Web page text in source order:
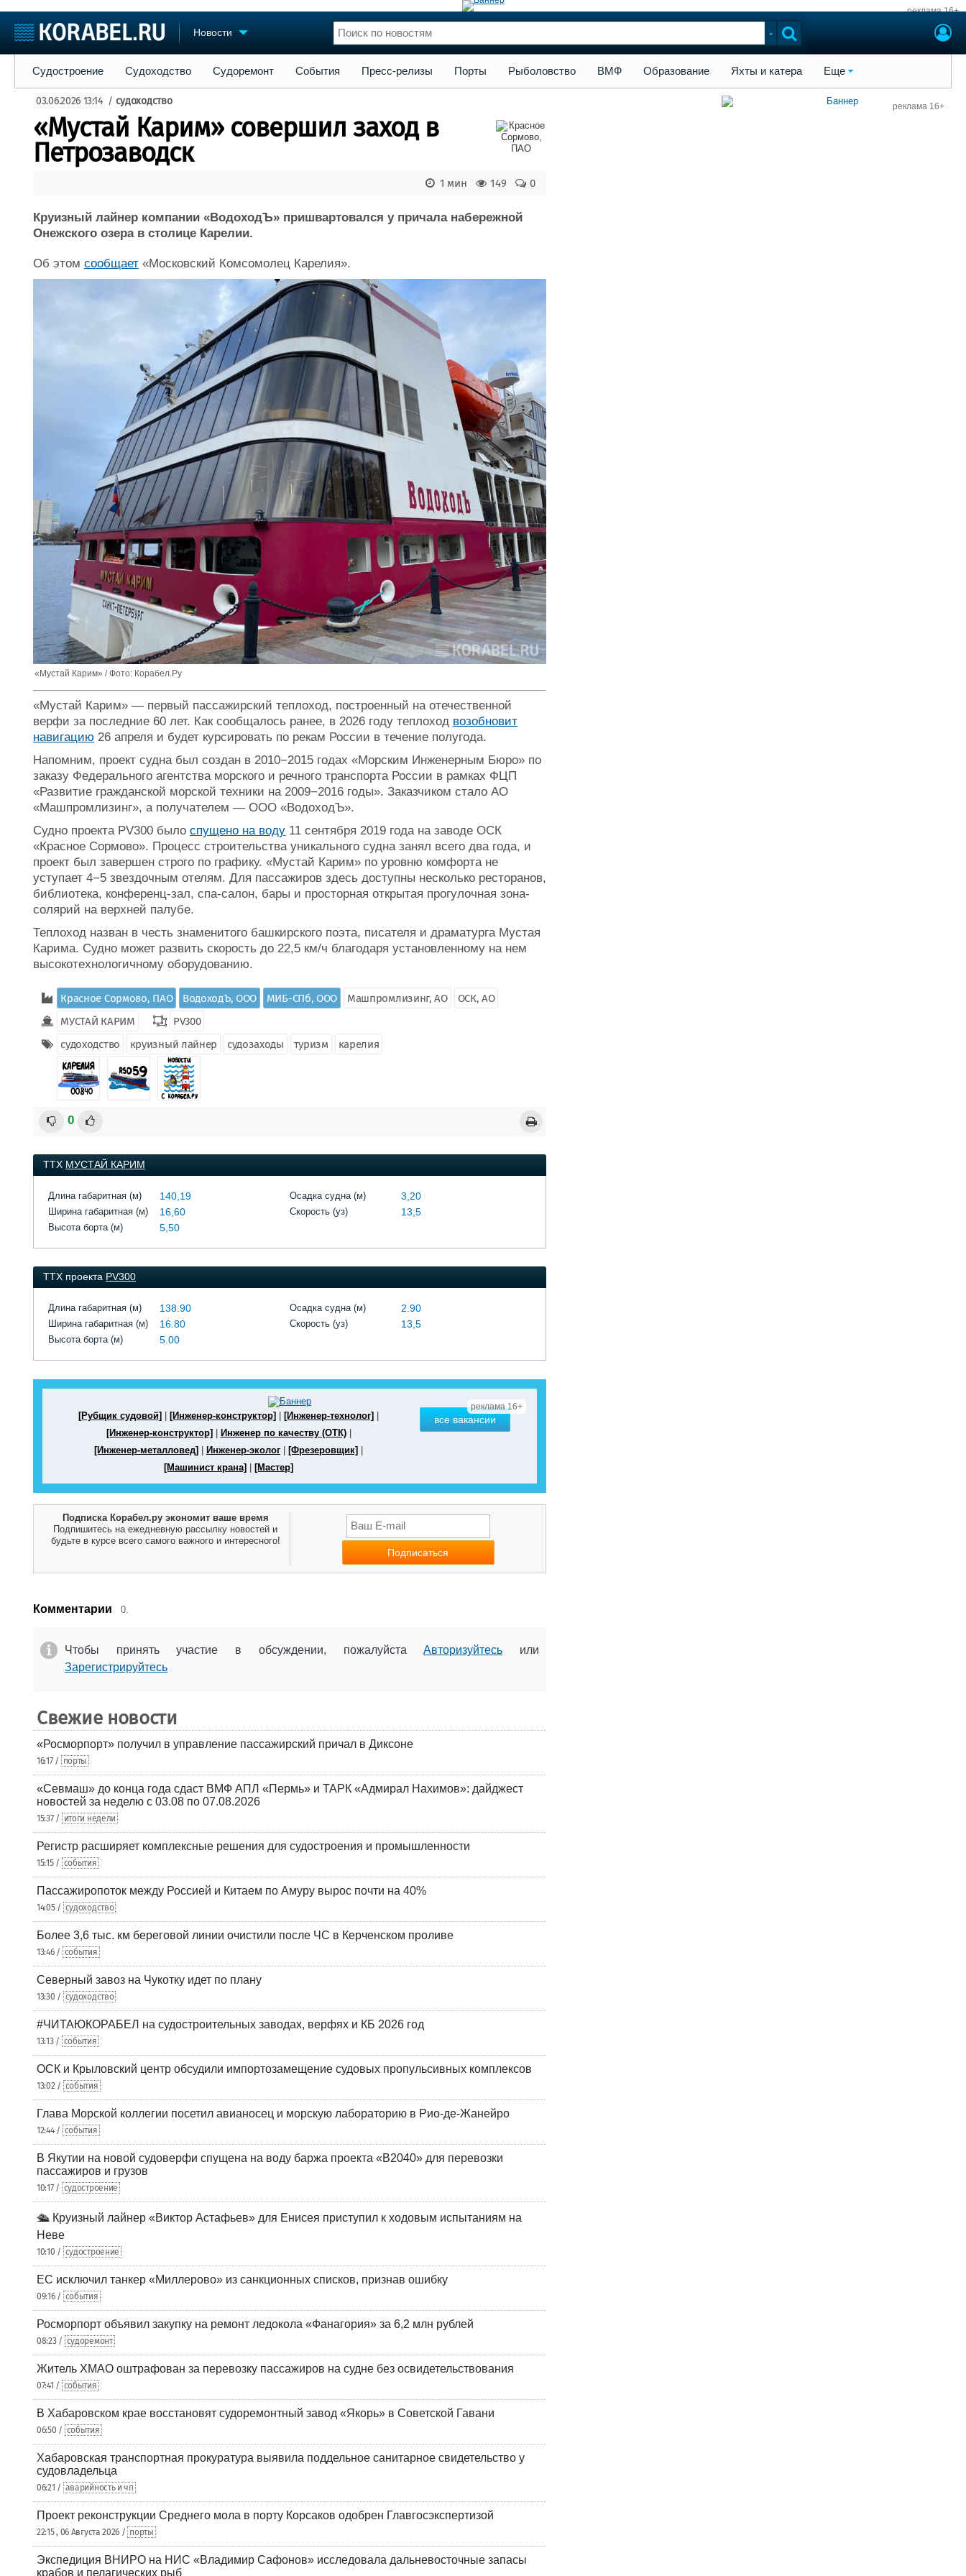
реклама 16+
Новости
Судостроение
Пульс
Новости
Компании
Репутация
Журнал
Реклама
Торговая площадка
Доска объявлений
Продажа флота
Оборудование
Изделия
Конференции
Личности
Словарь
Флот
Форум
Судостроение Судоходство Судоремонт События Пресс-релизы Порты Рыболовство ВМФ Образование Яхты и катера Еще
03.06.2026 13:14 / судоходство
«Мустай Карим» совершил заход в
Петрозаводск
0
149
1 мин
Круизный лайнер компании «ВодоходЪ» пришвартовался у причала набережной
Онежского озера в столице Карелии.
Об этом сообщает «Московский Комсомолец Карелия».
«Мустай Карим» / Фото: Корабел.Ру
«Мустай Карим» — первый пассажирский теплоход, построенный на отечественной
верфи за последние 60 лет. Как сообщалось ранее, в 2026 году теплоход возобновит
навигацию 26 апреля и будет курсировать по рекам России в течение полугода.
Напомним, проект судна был создан в 2010−2015 годах «Морским Инженерным Бюро» по
заказу Федерального агентства морского и речного транспорта России в рамках ФЦП
«Развитие гражданской морской техники на 2009−2016 годы». Заказчиком стало АО
«Машпромлизинг», а получателем — ООО «ВодоходЪ».
Судно проекта PV300 было спущено на воду 11 сентября 2019 года на заводе ОСК
«Красное Сормово». Процесс строительства уникального судна занял всего два года, и
проект был завершен строго по графику. «Мустай Карим» по уровню комфорта не
уступает 4−5 звездочным отелям. Для пассажиров здесь доступны несколько ресторанов,
библиотека, конференц-зал, спа-салон, бары и просторная открытая прогулочная зона-
солярий на верхней палубе.
Теплоход назван в честь знаменитого башкирского поэта, писателя и драматурга Мустая
Карима. Судно может развить скорость до 22,5 км/ч благодаря установленному на нем
высокотехнологичному оборудованию.
Красное Сормово, ПАО ВодоходЪ, ООО МИБ-СПб, ООО Машпромлизинг, АО
ОСК, АО
МУСТАЙ КАРИМ
PV300
судоходство
круизный лайнер судозаходы туризм карелия
0
ТТХ МУСТАЙ КАРИМ
Длина габаритная (м) 140,19
Ширина габаритная (м) 16,60
Высота борта (м) 5,50
Осадка судна (м) 3,20
Скорость (уз) 13,5
ТТХ проекта PV300
Длина габаритная (м) 138.90
Ширина габаритная (м) 16.80
Высота борта (м) 5.00
Осадка судна (м) 2.90
Скорость (уз) 13,5
реклама 16+
[Рубщик судовой] | [Инженер-конструктор] | [Инженер-технолог] |
[Инженер-конструктор]| Инженер по качеству (ОТК)|
[Инженер-металловед] | Инженер-эколог | [Фрезеровщик] |
[Машинист крана] | [Мастер]
все вакансии
Подписка Корабел.ру экономит ваше время
Подпишитесь на ежедневную рассылку новостей и
будьте в курсе всего самого важного и интересного!
Комментарии 0.
Чтобы принять участие в обсуждении, пожалуйстаАвторизуйтесь или
Зарегистрируйтесь
Свежие новости
«Росморпорт» получил в управление пассажирский причал в Диксоне
16:17 / порты
«Севмаш» до конца года сдаст ВМФ АПЛ «Пермь» и ТАРК «Адмирал Нахимов»: дайджест
новостей за неделю с 03.08 по 07.08.2026
15:37 / итоги недели
Регистр расширяет комплексные решения для судостроения и промышленности
15:15 / события
Пассажиропоток между Россией и Китаем по Амуру вырос почти на 40%
14:05 / судоходство
Более 3,6 тыс. км береговой линии очистили после ЧС в Керченском проливе
13:46 / события
Северный завоз на Чукотку идет по плану
13:30 / судоходство
#ЧИТАЮКОРАБЕЛ на судостроительных заводах, верфях и КБ 2026 год
13:13 / события
ОСК и Крыловский центр обсудили импортозамещение судовых пропульсивных комплексов
13:02 / события
Глава Морской коллегии посетил авианосец и морскую лабораторию в Рио-де-Жанейро
12:44 / события
В Якутии на новой судоверфи спущена на воду баржа проекта «В2040» для перевозки
пассажиров и грузов
10:17 / судостроение
🛳️ Круизный лайнер «Виктор Астафьев» для Енисея приступил к ходовым испытаниям на
Неве
10:10 / судостроение
ЕС исключил танкер «Миллерово» из санкционных списков, признав ошибку
09:16 / события
Росморпорт объявил закупку на ремонт ледокола «Фанагория» за 6,2 млн рублей
08:23 / судоремонт
Житель ХМАО оштрафован за перевозку пассажиров на судне без освидетельствования
07:41 / события
В Хабаровском крае восстановят судоремонтный завод «Якорь» в Советской Гавани
06:50 / события
Хабаровская транспортная прокуратура выявила поддельное санитарное свидетельство у
судовладельца
06:21 / аварийность и чп
Проект реконструкции Среднего мола в порту Корсаков одобрен Главгосэкспертизой
22:15 , 06 Августа 2026 / порты
Экспедиция ВНИРО на НИС «Владимир Сафонов» исследовала дальневосточные запасы
крабов и пелагических рыб
реклама 16+